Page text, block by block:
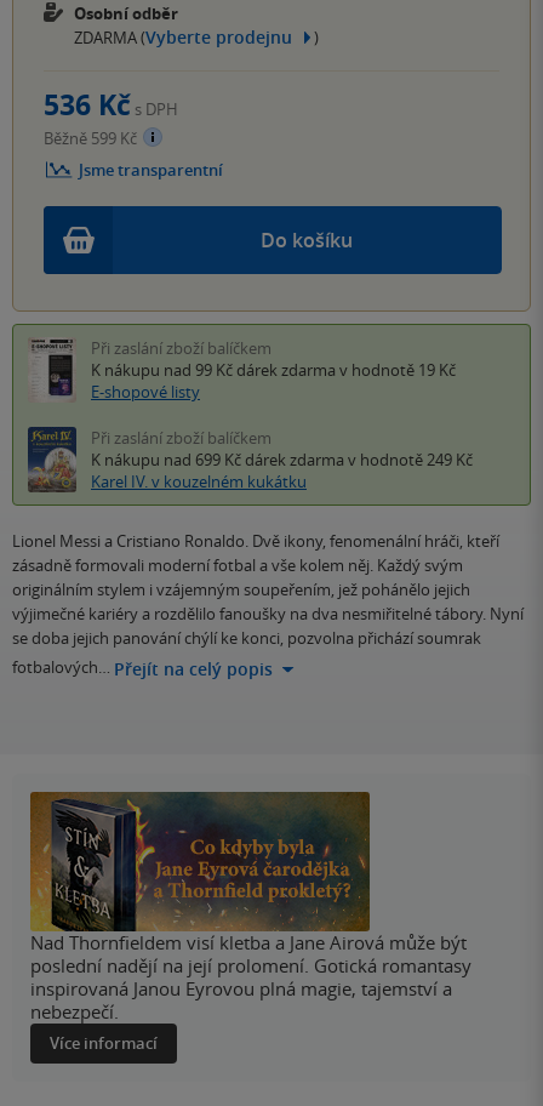
Osobní odběr
ZDARMA (Vyberte prodejnu )
Do košíku
536 Kč s DPH
Běžně 599 Kč
Jsme transparentní
Při zaslání zboží balíčkem
K nákupu nad 99 Kč dárek zdarma v hodnotě 19 Kč
E-shopové listy
Při zaslání zboží balíčkem
K nákupu nad 699 Kč dárek zdarma v hodnotě 249 Kč
Karel IV. v kouzelném kukátku
Lionel Messi a Cristiano Ronaldo. Dvě ikony, fenomenální hráči, kteří
zásadně formovali moderní fotbal a vše kolem něj. Každý svým
originálním stylem i vzájemným soupeřením, jež pohánělo jejich
výjimečné kariéry a rozdělilo fanoušky na dva nesmiřitelné tábory. Nyní
se doba jejich panování chýlí ke konci, pozvolna přichází soumrak
fotbalových… Přejít na celý popis
Nad Thornfieldem visí kletba a Jane Airová může být
poslední nadějí na její prolomení. Gotická romantasy
inspirovaná Janou Eyrovou plná magie, tajemství a
nebezpečí.
Více informací